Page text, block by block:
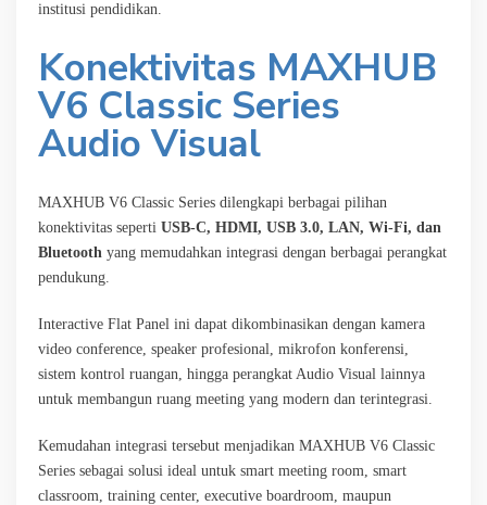
institusi pendidikan.
Konektivitas MAXHUB
V6 Classic Series
Audio Visual
MAXHUB V6 Classic Series dilengkapi berbagai pilihan
konektivitas seperti USB-C, HDMI, USB 3.0, LAN, Wi-Fi, dan
Bluetooth yang memudahkan integrasi dengan berbagai perangkat
pendukung.
Interactive Flat Panel ini dapat dikombinasikan dengan kamera
video conference, speaker profesional, mikrofon konferensi,
sistem kontrol ruangan, hingga perangkat Audio Visual lainnya
untuk membangun ruang meeting yang modern dan terintegrasi.
Kemudahan integrasi tersebut menjadikan MAXHUB V6 Classic
Series sebagai solusi ideal untuk smart meeting room, smart
classroom, training center, executive boardroom, maupun